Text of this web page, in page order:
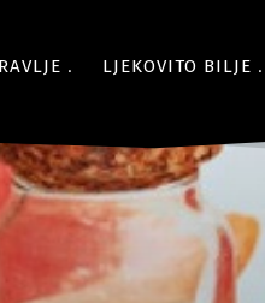
LJEKOVITO BILJE